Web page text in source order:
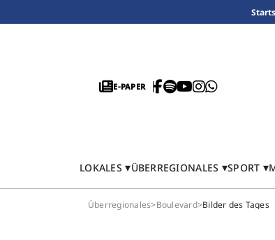
E-PAPER
LOKALES ÜBERREGIONALES SPORT
Überregionales>Boulevard>Bilder des Tages